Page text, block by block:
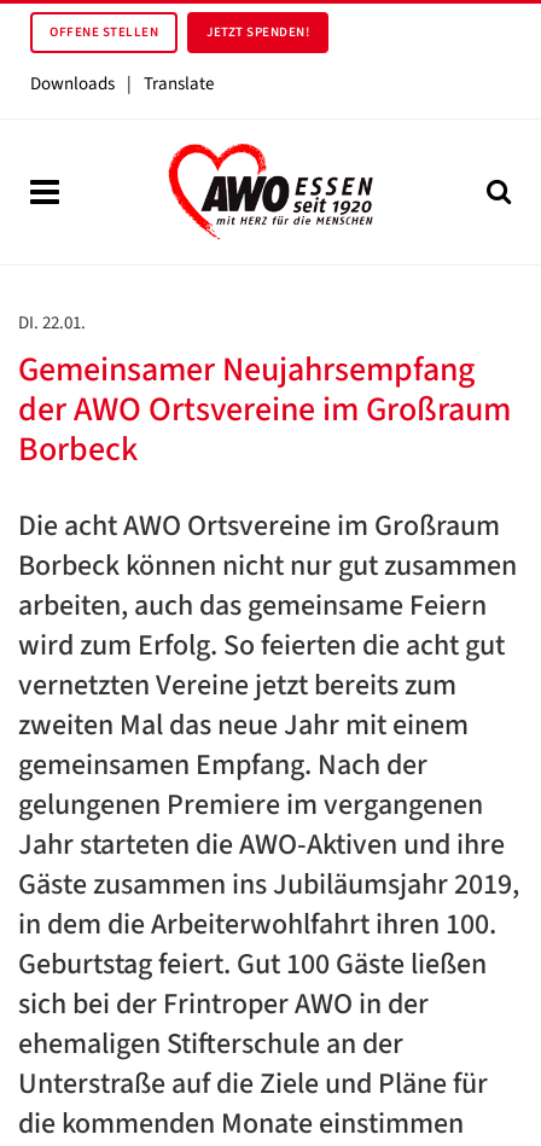
OFFENE STELLEN JETZT SPENDEN!
Downloads | Translate
DI. 22.01.
Gemeinsamer Neujahrsempfang
der AWO Ortsvereine im Großraum
Borbeck
Die acht AWO Ortsvereine im Großraum
Borbeck können nicht nur gut zusammen
arbeiten, auch das gemeinsame Feiern
wird zum Erfolg. So feierten die acht gut
vernetzten Vereine jetzt bereits zum
zweiten Mal das neue Jahr mit einem
gemeinsamen Empfang. Nach der
gelungenen Premiere im vergangenen
Jahr starteten die AWO-Aktiven und ihre
Gäste zusammen ins Jubiläumsjahr 2019,
in dem die Arbeiterwohlfahrt ihren 100.
Geburtstag feiert. Gut 100 Gäste ließen
sich bei der Frintroper AWO in der
ehemaligen Stifterschule an der
Unterstraße auf die Ziele und Pläne für
die kommenden Monate einstimmen